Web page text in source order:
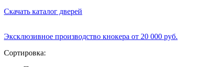
Скачать каталог дверей
Эксклюзивное производство кнокера от 20 000 руб.
Сортировка: